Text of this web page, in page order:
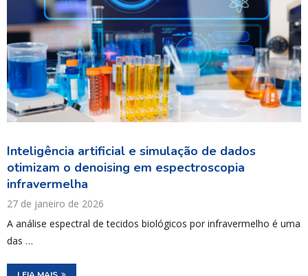
Inteligência artificial e simulação de dados
otimizam o denoising em espectroscopia
infravermelha
27 de janeiro de 2026
A análise espectral de tecidos biológicos por infravermelho é uma
das …